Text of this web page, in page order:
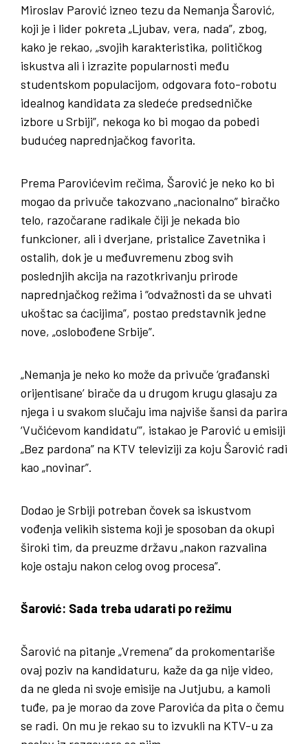
Miroslav Parović izneo tezu da Nemanja Šarović,
koji je i lider pokreta „Ljubav, vera, nada”, zbog,
kako je rekao, „svojih karakteristika, političkog
iskustva ali i izrazite popularnosti među
studentskom populacijom, odgovara foto-robotu
idealnog kandidata za sledeće predsedničke
izbore u Srbiji”, nekoga ko bi mogao da pobedi
budućeg naprednjačkog favorita.
Prema Parovićevim rečima, Šarović je neko ko bi
mogao da privuče takozvano „nacionalno” biračko
telo, razočarane radikale čiji je nekada bio
funkcioner, ali i dverjane, pristalice Zavetnika i
ostalih, dok je u međuvremenu zbog svih
poslednjih akcija na razotkrivanju prirode
naprednjačkog režima i “odvažnosti da se uhvati
ukoštac sa ćacijima”, postao predstavnik jedne
nove, „oslobođene Srbije”.
„Nemanja je neko ko može da privuče ‘građanski
orijentisane’ birače da u drugom krugu glasaju za
njega i u svakom slučaju ima najviše šansi da parira
‘Vučićevom kandidatu’”, istakao je Parović u emisiji
„Bez pardona” na KTV televiziji za koju Šarović radi
kao „novinar”.
Dodao je Srbiji potreban čovek sa iskustvom
vođenja velikih sistema koji je sposoban da okupi
široki tim, da preuzme državu „nakon razvalina
koje ostaju nakon celog ovog procesa”.
Šarović: Sada treba udarati po režimu
Šarović na pitanje „Vremena” da prokomentariše
ovaj poziv na kandidaturu, kaže da ga nije video,
da ne gleda ni svoje emisije na Jutjubu, a kamoli
tuđe, pa je morao da zove Parovića da pita o čemu
se radi. On mu je rekao su to izvukli na KTV-u za